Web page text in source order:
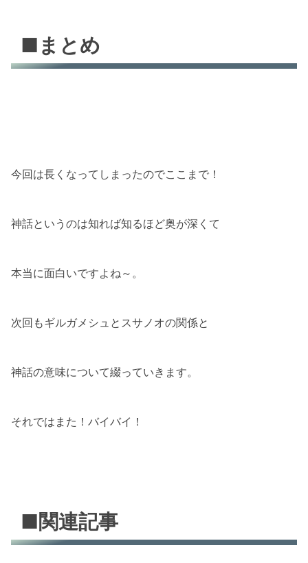
■まとめ
今回は長くなってしまったのでここまで！
神話というのは知れば知るほど奥が深くて
本当に面白いですよね～。
次回もギルガメシュとスサノオの関係と
神話の意味について綴っていきます。
それではまた！バイバイ！
■関連記事